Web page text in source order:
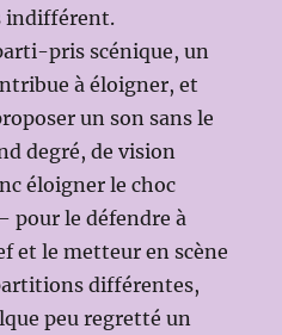
indifférent.
pris scénique, un
à éloigner, et
un son sans le
degré, de vision
éloigner le choc
pour le défendre à
et le metteur en scène
différentes,
peu regretté un